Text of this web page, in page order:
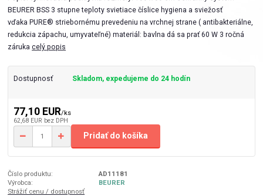
BEURER BSS 3 stupne teploty svietiace číslice hygiena a sviežosť
vďaka PURE® striebornému prevedeniu na vrchnej strane ( antibakteriálne,
redukcia zápachu, umyvateľné) materiál: bavlna dá sa prať 60 W 3 ročná
zárukacelý popis
Dostupnosť Skladom, expedujeme do 24 hodín
77,10 EUR/ks
62,68 EUR bez DPH
Pridať do košíka
Číslo produktu:
AD11181
Výrobca:
BEURER
Strážiť cenu / dostupnosť